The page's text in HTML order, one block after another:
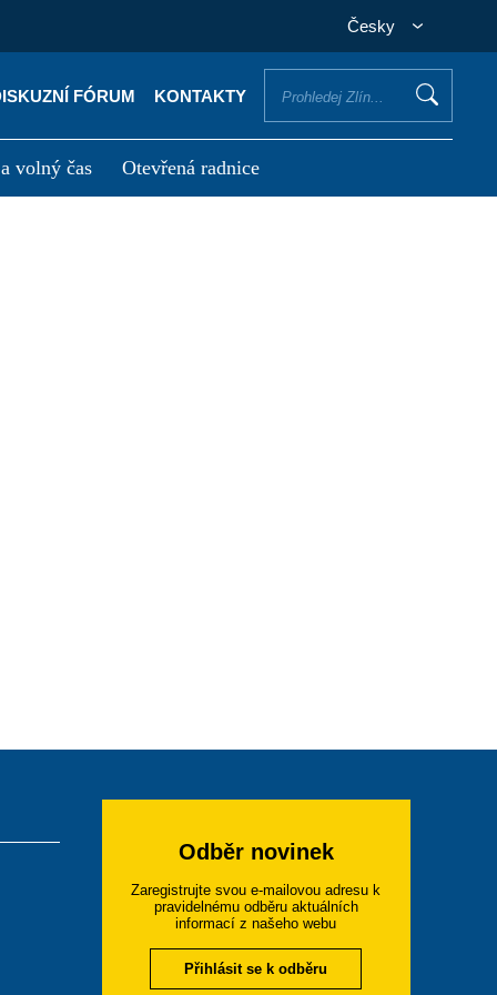
Česky
FÓRUM KONTAKTY
volný čas Otevřená radnice
Odběr novinek
Zaregistrujte svou e-mailovou adresu k
pravidelnému odběru aktuálních
informací z našeho webu
Přihlásit se k odběru